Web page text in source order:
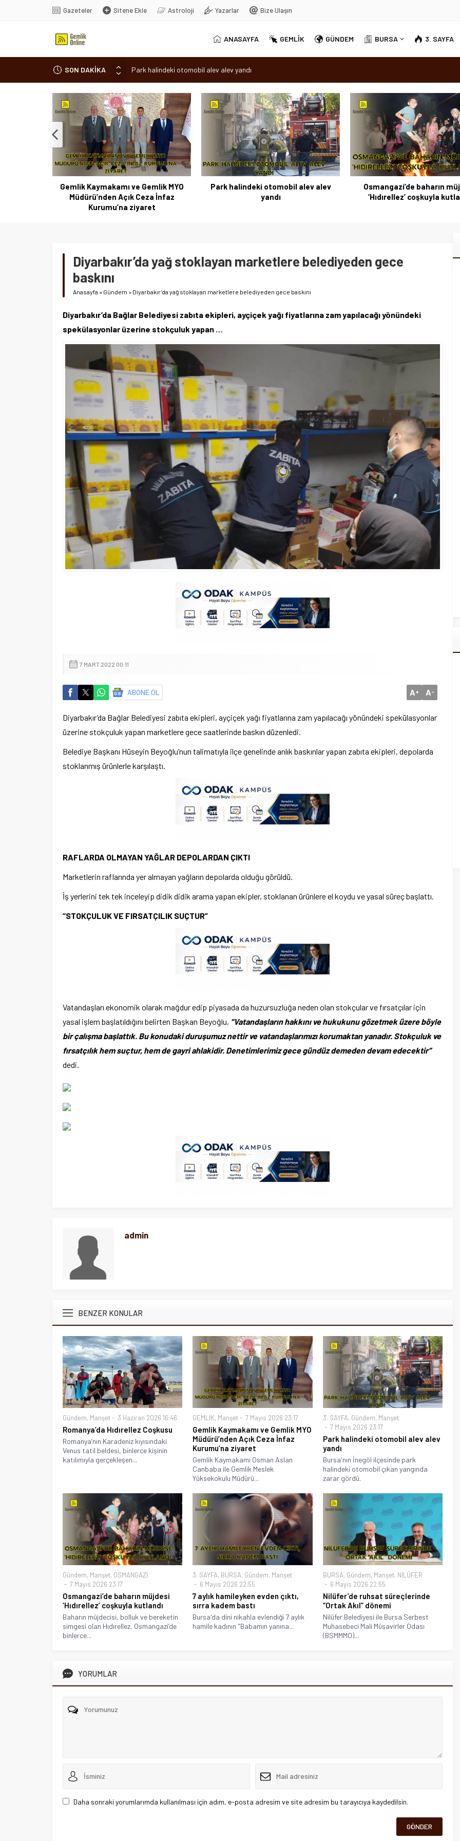
Gazeteler Sitene Ekle Astroloji Yazarlar Bize Ulaşın
ANASAYFA GEMLİK GÜNDEM BURSA 3. SAYFA
SON DAKİKA
Park halindeki otomobil alev alev yandı
Osmangazi’de baharın müjdesi ‘Hıdırellez’ coşkuyla kutlandı
7 aylık hamileyken evden çıktı, sırra kadem bastı
Nilüfer’de ruhsat süreçlerinde “Ortak Akıl” dönemi
Romanya’da Hıdırellez Coşkusu
Gemlik Kaymakamı ve Gemlik MYO
Müdürü’nden Açık Ceza İnfaz
Kurumu’na ziyaret
Park halindeki otomobil alev alev
yandı
Osmangazi’de baharın
‘Hıdırellez’ coşkuyla
Diyarbakır’da yağ stoklayan marketlere belediyeden gece
baskını
Anasayfa » Gündem » Diyarbakır’da yağ stoklayan marketlere belediyeden gece baskını
Diyarbakır’da Bağlar Belediyesi zabıta ekipleri, ayçiçek yağı fiyatlarına zam yapılacağı yönündeki
spekülasyonlar üzerine stokçuluk yapan …
7 MART 2022 00:11
ABONE OL A+ A-
Diyarbakır’da Bağlar Belediyesi zabıta ekipleri, ayçiçek yağı fiyatlarına zam yapılacağı yönündeki spekülasyonlar
üzerine stokçuluk yapan marketlere gece saatlerinde baskın düzenledi.
Belediye Başkanı Hüseyin Beyoğlu’nun talimatıyla ilçe genelinde anlık baskınlar yapan zabıta ekipleri, depolarda
stoklanmış ürünlerle karşılaştı.
RAFLARDA OLMAYAN YAĞLAR DEPOLARDAN ÇIKTI
Marketlerin raflarında yer almayan yağların depolarda olduğu görüldü.
İş yerlerini tek tek inceleyip didik didik arama yapan ekipler, stoklanan ürünlere el koydu ve yasal süreç başlattı.
“STOKÇULUK VE FIRSATÇILIK SUÇTUR”
Vatandaşları ekonomik olarak mağdur edip piyasada da huzursuzluğa neden olan stokçular ve fırsatçılar için
yasal işlem başlatıldığını belirten Başkan Beyoğlu, “Vatandaşların hakkını ve hukukunu gözetmek üzere böyle
bir çalışma başlattık. Bu konudaki duruşumuz nettir ve vatandaşlarımızı korumaktan yanadır. Stokçuluk ve
fırsatçılık hem suçtur, hem de gayri ahlakidir. Denetimlerimiz gece gündüz demeden devam edecektir”
dedi.
admin
BENZER KONULAR
Gündem, Manşet 3 Haziran 2026 16:46
Romanya’da Hıdırellez Coşkusu
Romanya’nın Karadeniz kıyısındaki
Venus tatil beldesi, binlerce kişinin
katılımıyla gerçekleşen...
GEMLİK, Manşet 7 Mayıs 2026 23:17
Gemlik Kaymakamı ve Gemlik MYO
Müdürü’nden Açık Ceza İnfaz
Kurumu’na ziyaret
Gemlik Kaymakamı Osman Aslan
Canbaba ile Gemlik Meslek
Yüksekokulu Müdürü...
3. SAYFA, Gündem, Manşet
7 Mayıs 2026 23:17
Park halindeki otomobil alev alev
yandı
Bursa'nın İnegöl ilçesinde park
halindeki otomobil çıkan yangında
zarar gördü.
Gündem, Manşet, OSMANGAZİ
7 Mayıs 2026 23:17
Osmangazi’de baharın müjdesi
‘Hıdırellez’ coşkuyla kutlandı
Baharın müjdecisi, bolluk ve bereketin
simgesi olan Hıdırellez, Osmangazi’de
binlerce...
3. SAYFA, BURSA, Gündem, Manşet
6 Mayıs 2026 22:55
7 aylık hamileyken evden çıktı,
sırra kadem bastı
Bursa'da dini nikahla evlendiği 7 aylık
hamile kadının "Babamın yanına...
BURSA, Gündem, Manşet, NİLÜFER
6 Mayıs 2026 22:55
Nilüfer’de ruhsat süreçlerinde
“Ortak Akıl” dönemi
Nilüfer Belediyesi ile Bursa Serbest
Muhasebeci Mali Müşavirler Odası
(BSMMMO)...
YORUMLAR
Daha sonraki yorumlarımda kullanılması için adım, e-posta adresim ve site adresim bu tarayıcıya kaydedilsin.